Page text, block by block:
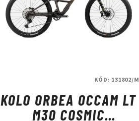
KOLO ORBEA OCCAM LT
M30 COSMIC
KÓD: 131802/M